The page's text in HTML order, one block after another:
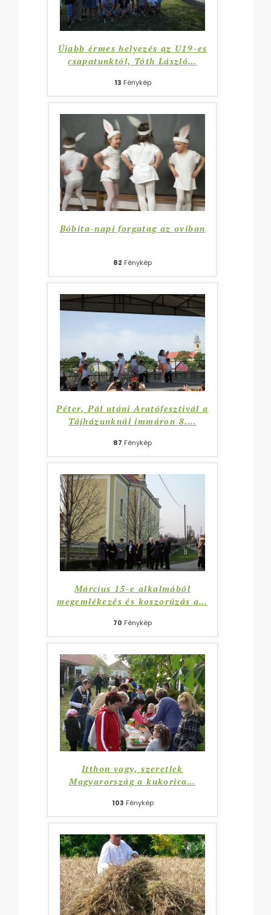
Újabb érmes helyezés az U19-es
csapatunktól, Tóth László…
13 Fénykép
Bóbita-napi forgatag az oviban
82 Fénykép
Péter, Pál utáni Aratófesztivál a
Tájházunknál immáron 8.…
87 Fénykép
Március 15-e alkalmából
megemlékezés és koszorúzás a…
70 Fénykép
Itthon vagy, szeretlek
Magyarország a kukorica…
103 Fénykép